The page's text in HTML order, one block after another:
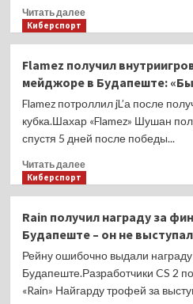
те
фразой
«К
Vitality»
Читать далееПрочитать
2
и
Dota
Лиге
Легенд
максимальному
числу
2025
году
Киберспорт
Flamez получил
мейджоре в Будапеште:
Flamez потроллил jL’а после
кубка.Шахар «Flamez» Шушан
спустя 5 дней после победы...
Читать далееПрочитать
получил
внутриигровой
кубок
за
победу
на
Киберспорт
Rain получил награду за
Будапеште – он не
Рейну ошибочно выдали
Будапеште.Разработчики CS 2
«Rain» Найгарду трофей за